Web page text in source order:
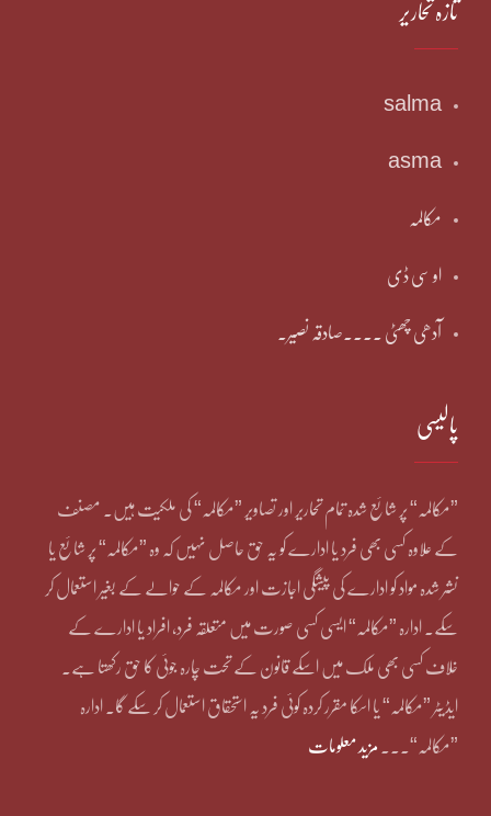
تازہ تحاریر
salma
asma
مکالمہ
او سی ڈی
آدھی چھٹی ۔۔۔۔صادقہ نصیر۔
پالیسی
”مکالمہ“ پر شائع شدہ تمام تحاریر اور تصاویر ”مکالمہ“ کی ملکیت ہیں۔ مصنف
کے علاوہ کسی بھی فرد یا ادارے کو یہ حق حاصل نہیں کہ وہ ”مکالمہ“ پر شائع یا
نشر شدہ مواد کو ادارے کی پیشگی اجازت اور مکالمہ کے حوالے کے بغیر استعمال کر
سکے۔ ادارہ ”مکالمہ“ ایسی کسی صورت میں متعلقہ فرد، افراد یا ادارے کے
خلاف کسی بھی ملک میں اسکے قانون کے تحت چارہ جوئی کا حق رکھتا ہے۔
ایڈیٹر ”مکالمہ“ یا اسکا مقرر کردہ کوئی فرد یہ استحقاق استعمال کر سکے گا۔ ادارہ
”مکالمہ“۔۔۔ مزید معلومات